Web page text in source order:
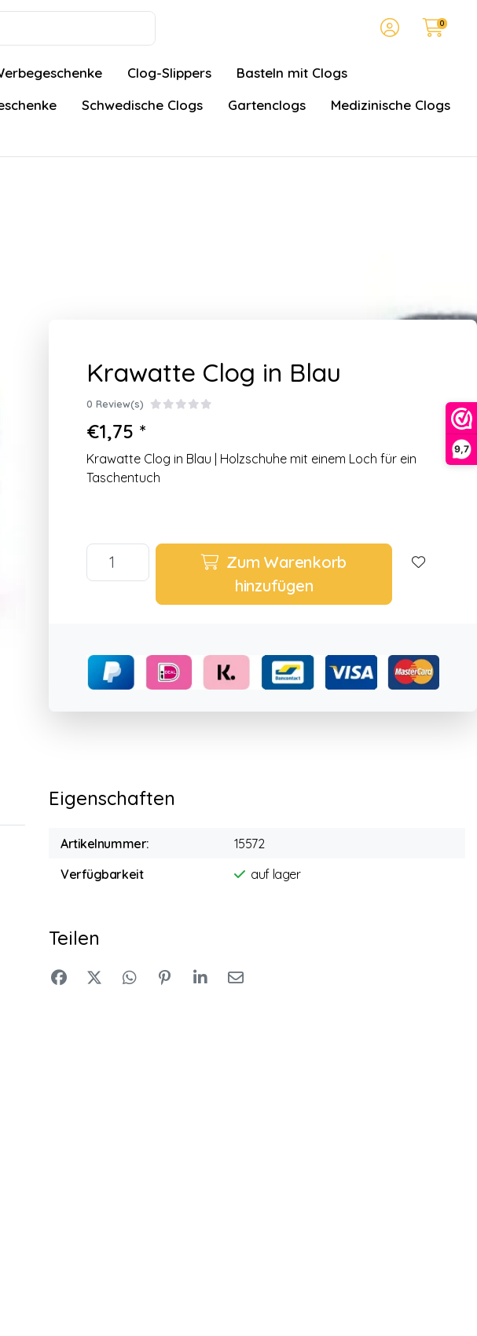
9,7
0
Clog-Slippers
Basteln mit Clogs
Schwedische Clogs Gartenclogs
Medizinische Clogs
Krawatte Clog in Blau
0 Review(s)
€1,75 *
Krawatte Clog in Blau | Holzschuhe mit einem Loch für ein
Taschentuch
Zum Warenkorb
hinzufügen
Eigenschaften
Artikelnummer:
15572
Verfügbarkeit
auf lager
Teilen